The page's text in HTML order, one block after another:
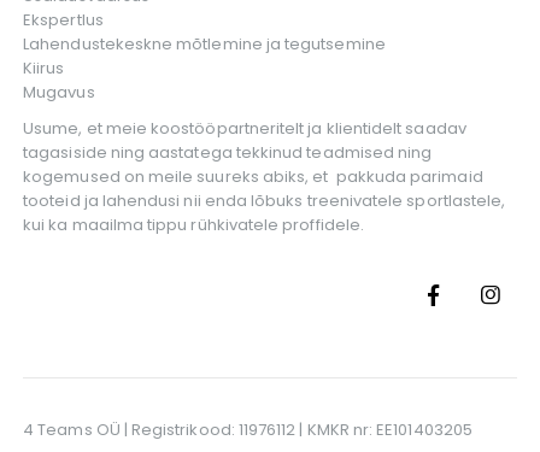
Ekspertlus
Lahendustekeskne mõtlemine ja tegutsemine
Kiirus
Mugavus
Usume, et meie koostööpartneritelt ja klientidelt saadav
tagasiside ning aastatega tekkinud teadmised ning
kogemused on meile suureks abiks, et pakkuda parimaid
tooteid ja lahendusi nii enda lõbuks treenivatele sportlastele,
kui ka maailma tippu rühkivatele proffidele.
4 Teams OÜ | Registrikood: 11976112 | KMKR nr: EE101403205